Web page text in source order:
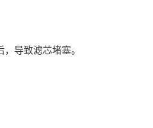
导致滤芯堵塞。